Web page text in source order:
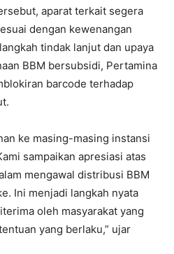
aparat terkait segera
dengan kewenangan
tindak lanjut dan upaya
BBM bersubsidi, Pertamina
barcode terhadap
ke masing-masing instansi
sampaikan apresiasi atas
mengawal distribusi BBM
Ini menjadi langkah nyata
oleh masyarakat yang
yang berlaku,” ujar